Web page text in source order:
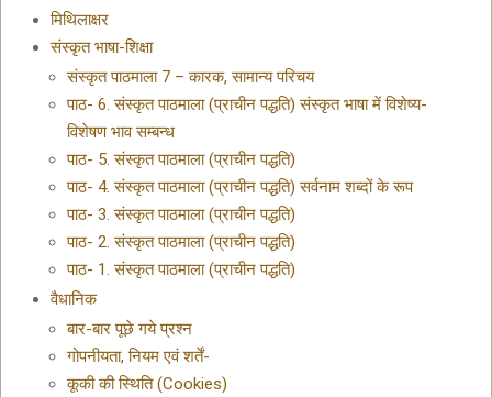
मिथिलाक्षर
संस्कृत भाषा-शिक्षा
संस्कृत पाठमाला 7 – कारक, सामान्य परिचय
पाठ- 6. संस्कृत पाठमाला (प्राचीन पद्धति) संस्कृत भाषा में विशेष्य-
विशेषण भाव सम्बन्ध
पाठ- 5. संस्कृत पाठमाला (प्राचीन पद्धति)
पाठ- 4. संस्कृत पाठमाला (प्राचीन पद्धति) सर्वनाम शब्दों के रूप
पाठ- 3. संस्कृत पाठमाला (प्राचीन पद्धति)
पाठ- 2. संस्कृत पाठमाला (प्राचीन पद्धति)
पाठ- 1. संस्कृत पाठमाला (प्राचीन पद्धति)
वैधानिक
बार-बार पूछे गये प्रश्न
गोपनीयता, नियम एवं शर्तें-
कूकी की स्थिति (Cookies)